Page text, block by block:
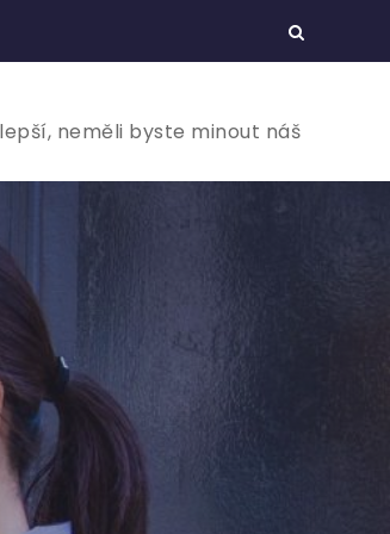
neměli byste minout náš